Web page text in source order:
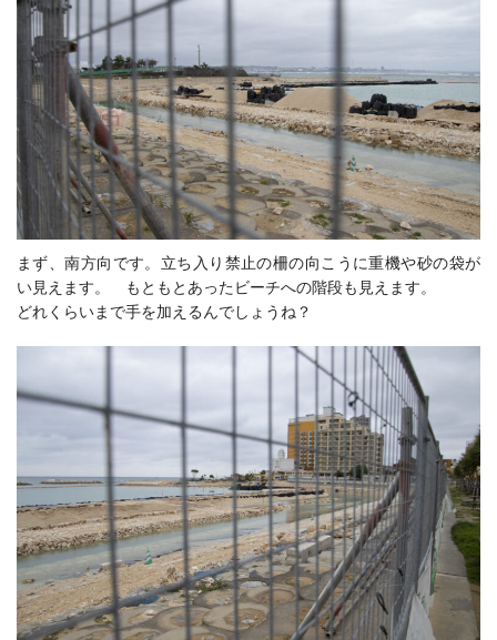
まず、南方向です。立ち入り禁止の柵の向こうに重機や砂の袋が
い見えます。 もともとあったビーチへの階段も見えます。
どれくらいまで手を加えるんでしょうね？